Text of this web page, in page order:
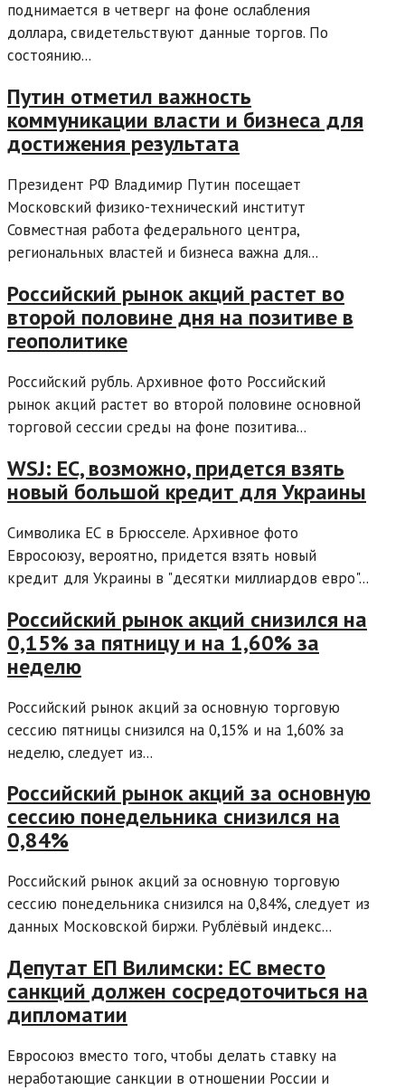
поднимается в четверг на фоне ослабления
доллара, свидетельствуют данные торгов. По
состоянию...
Путин отметил важность
коммуникации власти и бизнеса для
достижения результата
Президент РФ Владимир Путин посещает
Московский физико-технический институт
Совместная работа федерального центра,
региональных властей и бизнеса важна для...
Российский рынок акций растет во
второй половине дня на позитиве в
геополитике
Российский рубль. Архивное фото Российский
рынок акций растет во второй половине основной
торговой сессии среды на фоне позитива...
WSJ: ЕС, возможно, придется взять
новый большой кредит для Украины
Символика ЕС в Брюсселе. Архивное фото
Евросоюзу, вероятно, придется взять новый
кредит для Украины в "десятки миллиардов евро"...
Российский рынок акций снизился на
0,15% за пятницу и на 1,60% за
неделю
Российский рынок акций за основную торговую
сессию пятницы снизился на 0,15% и на 1,60% за
неделю, следует из...
Российский рынок акций за основную
сессию понедельника снизился на
0,84%
Российский рынок акций за основную торговую
сессию понедельника снизился на 0,84%, следует из
данных Московской биржи. Рублёвый индекс...
Депутат ЕП Вилимски: ЕС вместо
санкций должен сосредоточиться на
дипломатии
Евросоюз вместо того, чтобы делать ставку на
неработающие санкции в отношении России и